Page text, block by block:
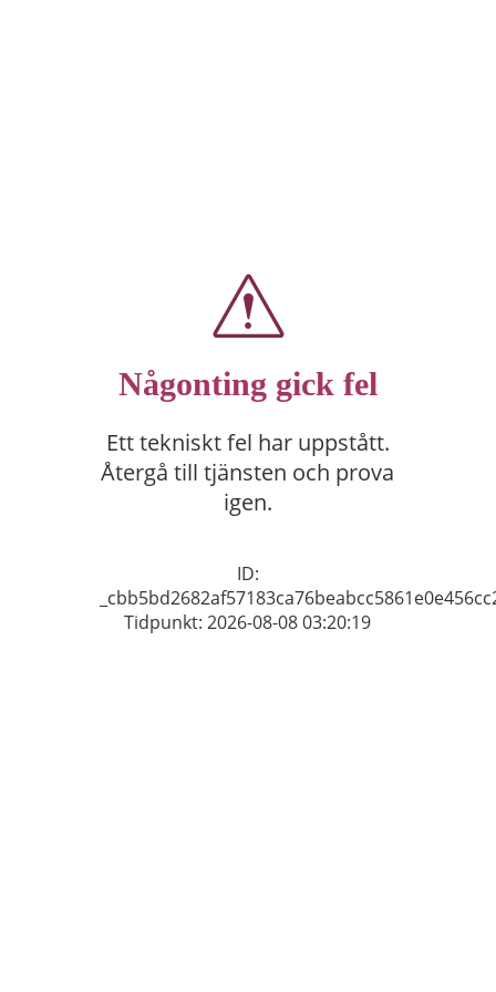
Någonting gick fel
Ett tekniskt fel har uppstått.
Återgå till tjänsten och prova
igen.
ID:
Tidpunkt: 2026-08-08 03:20:19